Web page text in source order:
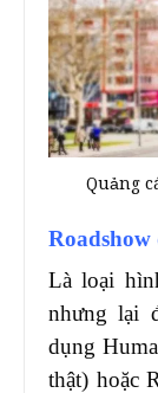
Quảng
Là loại
nhưng lại
dụng
thật) hoặc